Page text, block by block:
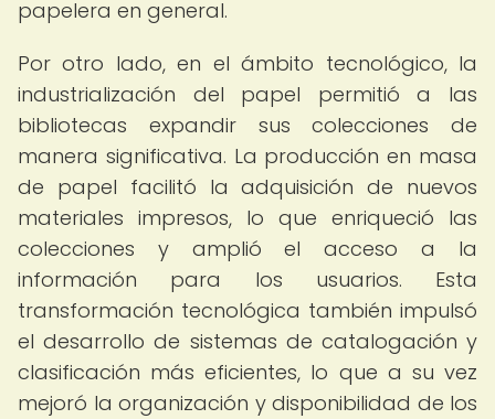
papelera en general.
Por otro lado, en el ámbito tecnológico, la
industrialización del papel permitió a las
bibliotecas expandir sus colecciones de
manera significativa. La producción en masa
de papel facilitó la adquisición de nuevos
materiales impresos, lo que enriqueció las
colecciones y amplió el acceso a la
información para los usuarios. Esta
transformación tecnológica también impulsó
el desarrollo de sistemas de catalogación y
clasificación más eficientes, lo que a su vez
mejoró la organización y disponibilidad de los